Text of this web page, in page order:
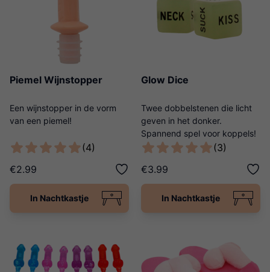
Piemel Wijnstopper
Een wijnstopper in de vorm
van een piemel!
(4)
€2.99
In Nachtkastje
Glow Dice
Twee dobbelstenen die licht
geven in het donker.
Spannend spel voor koppels!
(3)
€3.99
In Nachtkastje